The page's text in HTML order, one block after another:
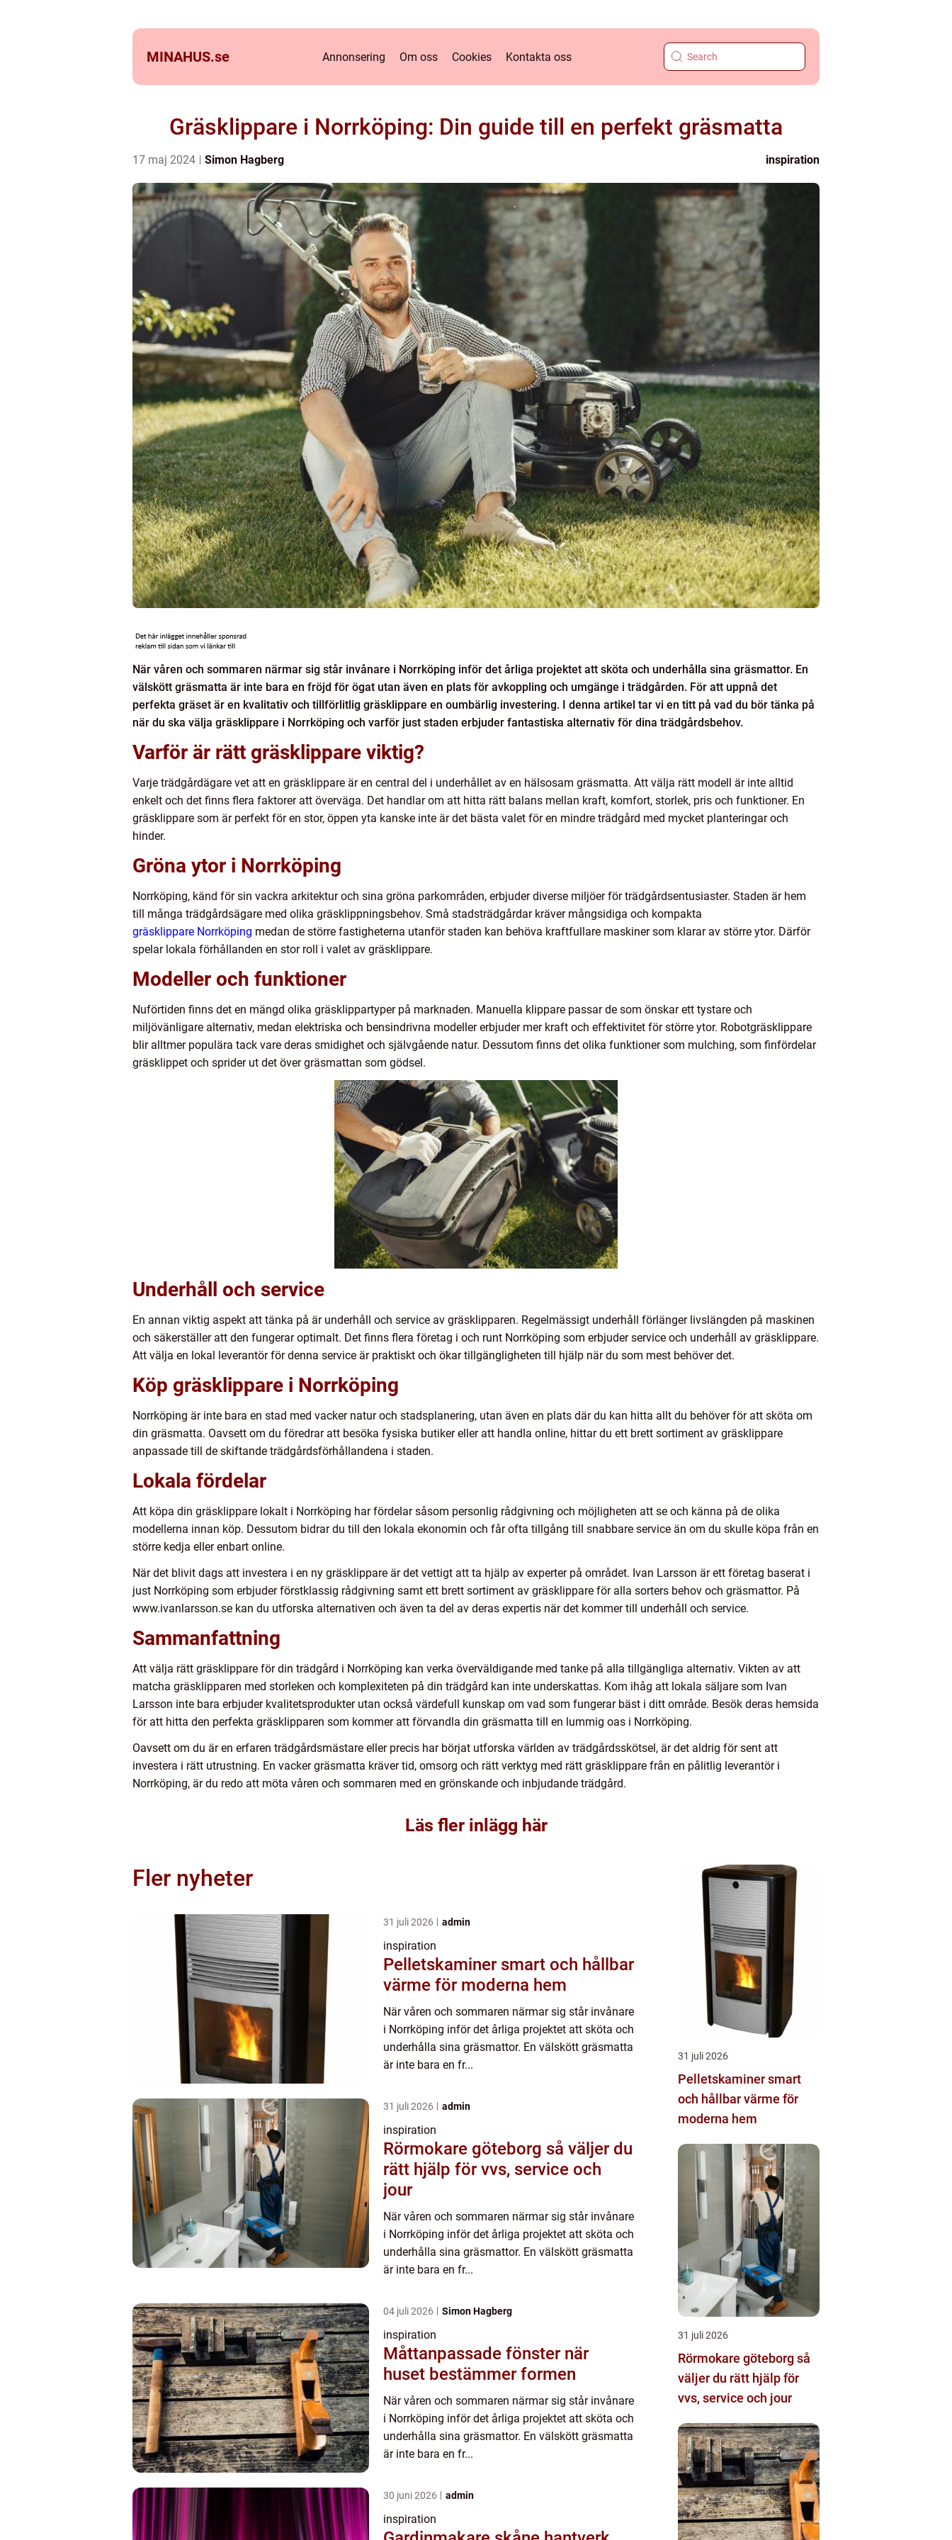
MINAHUS.se Annonsering Om oss Cookies Kontakta oss
Gräsklippare i Norrköping: Din guide till en perfekt gräsmatta
17 maj 2024 Simon Hagberg inspiration
När våren och sommaren närmar sig står invånare i Norrköping inför det årliga projektet att sköta och underhålla sina gräsmattor. En
välskött gräsmatta är inte bara en fröjd för ögat utan även en plats för avkoppling och umgänge i trädgården. För att uppnå det
perfekta gräset är en kvalitativ och tillförlitlig gräsklippare en oumbärlig investering. I denna artikel tar vi en titt på vad du bör tänka på
när du ska välja gräsklippare i Norrköping och varför just staden erbjuder fantastiska alternativ för dina trädgårdsbehov.
Varför är rätt gräsklippare viktig?
Varje trädgårdägare vet att en gräsklippare är en central del i underhållet av en hälsosam gräsmatta. Att välja rätt modell är inte alltid
enkelt och det finns flera faktorer att överväga. Det handlar om att hitta rätt balans mellan kraft, komfort, storlek, pris och funktioner. En
gräsklippare som är perfekt för en stor, öppen yta kanske inte är det bästa valet för en mindre trädgård med mycket planteringar och
hinder.
Gröna ytor i Norrköping
Norrköping, känd för sin vackra arkitektur och sina gröna parkområden, erbjuder diverse miljöer för trädgårdsentusiaster. Staden är hem
till många trädgårdsägare med olika gräsklippningsbehov. Små stadsträdgårdar kräver mångsidiga och kompakta
gräsklippare Norrköping medan de större fastigheterna utanför staden kan behöva kraftfullare maskiner som klarar av större ytor. Därför
spelar lokala förhållanden en stor roll i valet av gräsklippare.
Modeller och funktioner
Nuförtiden finns det en mängd olika gräsklippartyper på marknaden. Manuella klippare passar de som önskar ett tystare och
miljövänligare alternativ, medan elektriska och bensindrivna modeller erbjuder mer kraft och effektivitet för större ytor. Robotgräsklippare
blir alltmer populära tack vare deras smidighet och självgående natur. Dessutom finns det olika funktioner som mulching, som finfördelar
gräsklippet och sprider ut det över gräsmattan som gödsel.
Underhåll och service
En annan viktig aspekt att tänka på är underhåll och service av gräsklipparen. Regelmässigt underhåll förlänger livslängden på maskinen
och säkerställer att den fungerar optimalt. Det finns flera företag i och runt Norrköping som erbjuder service och underhåll av gräsklippare.
Att välja en lokal leverantör för denna service är praktiskt och ökar tillgängligheten till hjälp när du som mest behöver det.
Köp gräsklippare i Norrköping
Norrköping är inte bara en stad med vacker natur och stadsplanering, utan även en plats där du kan hitta allt du behöver för att sköta om
din gräsmatta. Oavsett om du föredrar att besöka fysiska butiker eller att handla online, hittar du ett brett sortiment av gräsklippare
anpassade till de skiftande trädgårdsförhållandena i staden.
Lokala fördelar
Att köpa din gräsklippare lokalt i Norrköping har fördelar såsom personlig rådgivning och möjligheten att se och känna på de olika
modellerna innan köp. Dessutom bidrar du till den lokala ekonomin och får ofta tillgång till snabbare service än om du skulle köpa från en
större kedja eller enbart online.
När det blivit dags att investera i en ny gräsklippare är det vettigt att ta hjälp av experter på området. Ivan Larsson är ett företag baserat i
just Norrköping som erbjuder förstklassig rådgivning samt ett brett sortiment av gräsklippare för alla sorters behov och gräsmattor. På
www.ivanlarsson.se kan du utforska alternativen och även ta del av deras expertis när det kommer till underhåll och service.
Sammanfattning
Att välja rätt gräsklippare för din trädgård i Norrköping kan verka överväldigande med tanke på alla tillgängliga alternativ. Vikten av att
matcha gräsklipparen med storleken och komplexiteten på din trädgård kan inte underskattas. Kom ihåg att lokala säljare som Ivan
Larsson inte bara erbjuder kvalitetsprodukter utan också värdefull kunskap om vad som fungerar bäst i ditt område. Besök deras hemsida
för att hitta den perfekta gräsklipparen som kommer att förvandla din gräsmatta till en lummig oas i Norrköping.
Oavsett om du är en erfaren trädgårdsmästare eller precis har börjat utforska världen av trädgårdsskötsel, är det aldrig för sent att
investera i rätt utrustning. En vacker gräsmatta kräver tid, omsorg och rätt verktyg med rätt gräsklippare från en pålitlig leverantör i
Norrköping, är du redo att möta våren och sommaren med en grönskande och inbjudande trädgård.
Läs fler inlägg här
Fler nyheter
31 juli 2026 admin
inspiration
Pelletskaminer smart och hållbar
värme för moderna hem
När våren och sommaren närmar sig står invånare
i Norrköping inför det årliga projektet att sköta och
underhålla sina gräsmattor. En välskött gräsmatta
är inte bara en fr...
31 juli 2026 admin
inspiration
Rörmokare göteborg så väljer du
rätt hjälp för vvs, service och
jour
När våren och sommaren närmar sig står invånare
i Norrköping inför det årliga projektet att sköta och
underhålla sina gräsmattor. En välskött gräsmatta
är inte bara en fr...
04 juli 2026 Simon Hagberg
inspiration
Måttanpassade fönster när
huset bestämmer formen
När våren och sommaren närmar sig står invånare
i Norrköping inför det årliga projektet att sköta och
underhålla sina gräsmattor. En välskött gräsmatta
är inte bara en fr...
30 juni 2026 admin
inspiration
31 juli 2026
Pelletskaminer smart
och hållbar värme för
moderna hem
31 juli 2026
Rörmokare göteborg så
väljer du rätt hjälp för
vvs, service och jour